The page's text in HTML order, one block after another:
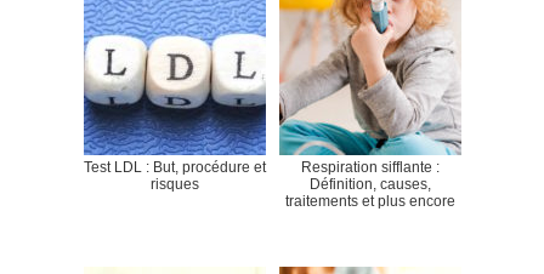
Test LDL : But, procédure et
risques
Respiration sifflante :
Définition, causes,
traitements et plus encore